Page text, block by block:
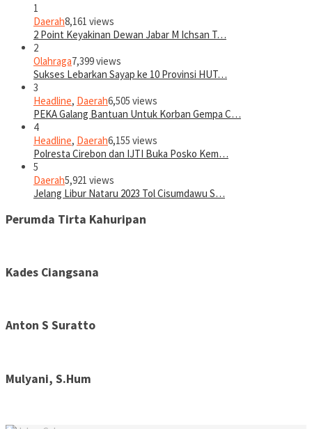
1
Daerah8,161 views
2 Point Keyakinan Dewan Jabar M Ichsan T…
2
Olahraga7,399 views
Sukses Lebarkan Sayap ke 10 Provinsi HUT…
3
Headline, Daerah6,505 views
PEKA Galang Bantuan Untuk Korban Gempa C…
4
Headline, Daerah6,155 views
Polresta Cirebon dan IJTI Buka Posko Kem…
5
Daerah5,921 views
Jelang Libur Nataru 2023 Tol Cisumdawu S…
Perumda Tirta Kahuripan
Kades Ciangsana
Anton S Suratto
Mulyani, S.Hum